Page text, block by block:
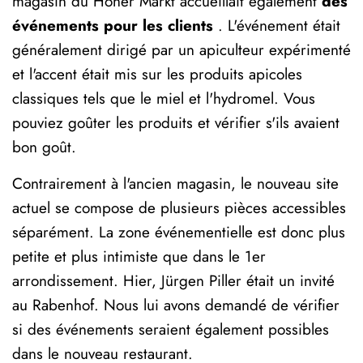
événements pour les clients . L'événement était
généralement dirigé par un apiculteur expérimenté
et l'accent était mis sur les produits apicoles
classiques tels que le miel et l'hydromel. Vous
pouviez goûter les produits et vérifier s'ils avaient
bon goût.
Contrairement à l'ancien magasin, le nouveau site
actuel se compose de plusieurs pièces accessibles
séparément. La zone événementielle est donc plus
petite et plus intimiste que dans le 1er
arrondissement. Hier, Jürgen Piller était un invité
au Rabenhof. Nous lui avons demandé de vérifier
si des événements seraient également possibles
dans le nouveau restaurant.